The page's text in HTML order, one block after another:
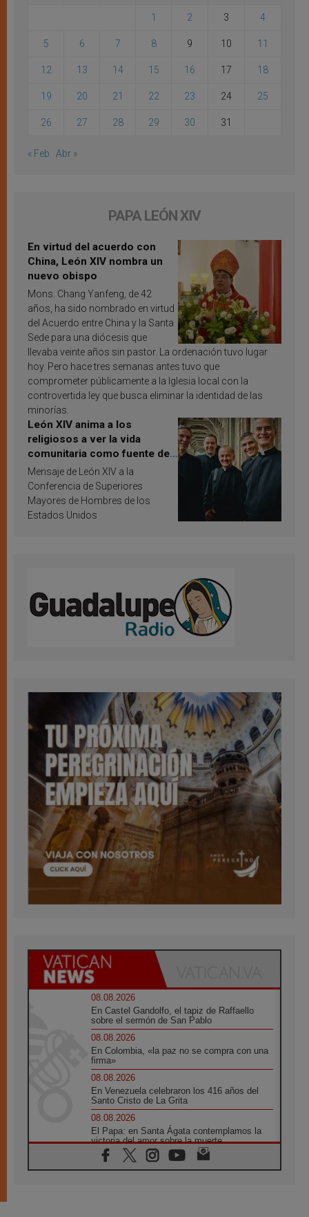
1 2 3 4
5 6 7 8 9 10 11
12 13 14 15 16 17 18
19 20 21 22 23 24 25
26 27 28 29 30 31
« Feb Abr »
PAPA LEÓN XIV
En virtud del acuerdo con
China, León XIV nombra un
nuevo obispo
Mons. Chang Yanfeng, de 42
años, ha sido nombrado en virtud
del Acuerdo entre China y la Santa
Sede para una diócesis que
llevaba veinte años sin pastor. La ordenación tuvo lugar
hoy. Pero hace tres semanas antes tuvo que
comprometer públicamente a la Iglesia local con la
controvertida ley que busca eliminar la identidad de las
minorías.
León XIV anima a los
religiosos a ver la vida
comunitaria como fuente de
inspiración y santificación
Mensaje de León XIV a la
Conferencia de Superiores
Mayores de Hombres de los
Estados Unidos
08.08.2026
En Castel Gandolfo, el tapiz de Raffaello
sobre el sermón de San Pablo
08.08.2026
En Colombia, «la paz no se compra con una
firma»
08.08.2026
En Venezuela celebraron los 416 años del
Santo Cristo de La Grita
08.08.2026
El Papa: en Santa Ágata contemplamos la
victoria del amor sobre la muerte
08.08.2026
León XIV visitará el Santuario de la Madre